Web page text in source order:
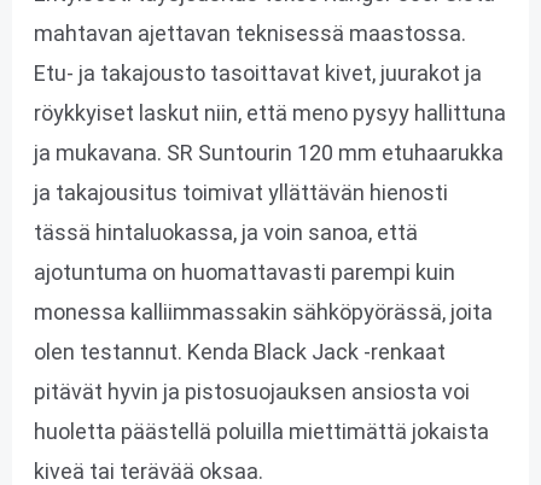
mahtavan ajettavan teknisessä maastossa.
Etu- ja takajousto tasoittavat kivet, juurakot ja
röykkyiset laskut niin, että meno pysyy hallittuna
ja mukavana. SR Suntourin 120 mm etuhaarukka
ja takajousitus toimivat yllättävän hienosti
tässä hintaluokassa, ja voin sanoa, että
ajotuntuma on huomattavasti parempi kuin
monessa kalliimmassakin sähköpyörässä, joita
olen testannut. Kenda Black Jack -renkaat
pitävät hyvin ja pistosuojauksen ansiosta voi
huoletta päästellä poluilla miettimättä jokaista
kiveä tai terävää oksaa.